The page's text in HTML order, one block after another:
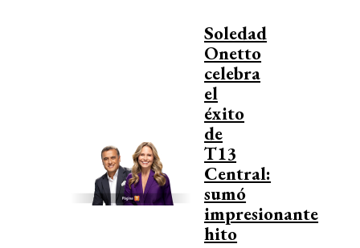
Soledad
Onetto
celebra
el
éxito
de
T13
Central:
sumó
impresionante
hito